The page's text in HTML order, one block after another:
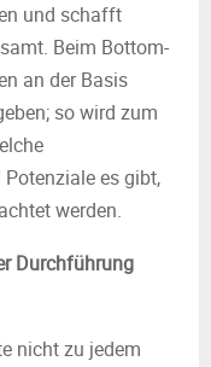
und schafft
Beim Bottom-
an der Basis
so wird zum
es gibt,
werden.
Durchführung
nicht zu jedem